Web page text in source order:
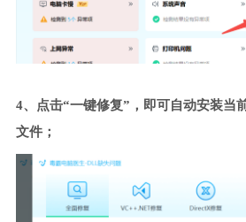
4、点击“一键修复”，即可自动安装当
文件；